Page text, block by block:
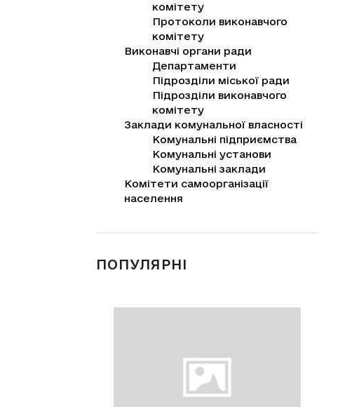
комітету
Протоколи виконавчого
комітету
Виконавчі органи ради
Департаменти
Підрозділи міської ради
Підрозділи виконавчого
комітету
Заклади комунальної власності
Комунальні підприємства
Комунальні установи
Комунальні заклади
Комітети самоорганізації
населення
ПОПУЛЯРНІ